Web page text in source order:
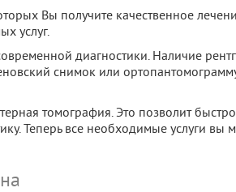
Вы получите качественное
услуг.
диагностики. Наличие
снимок или
томография. Это позволит
Теперь все необходимые услуги вы